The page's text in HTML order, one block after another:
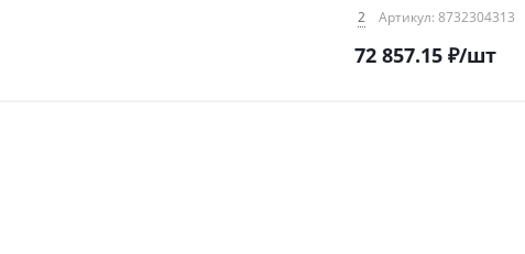
2 Артикул: 8732304313
72 857.15₽/шт